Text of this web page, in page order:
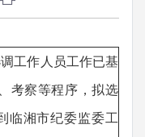
工作人员工作已基
考察等程序，拟选
临湘市纪委监委工